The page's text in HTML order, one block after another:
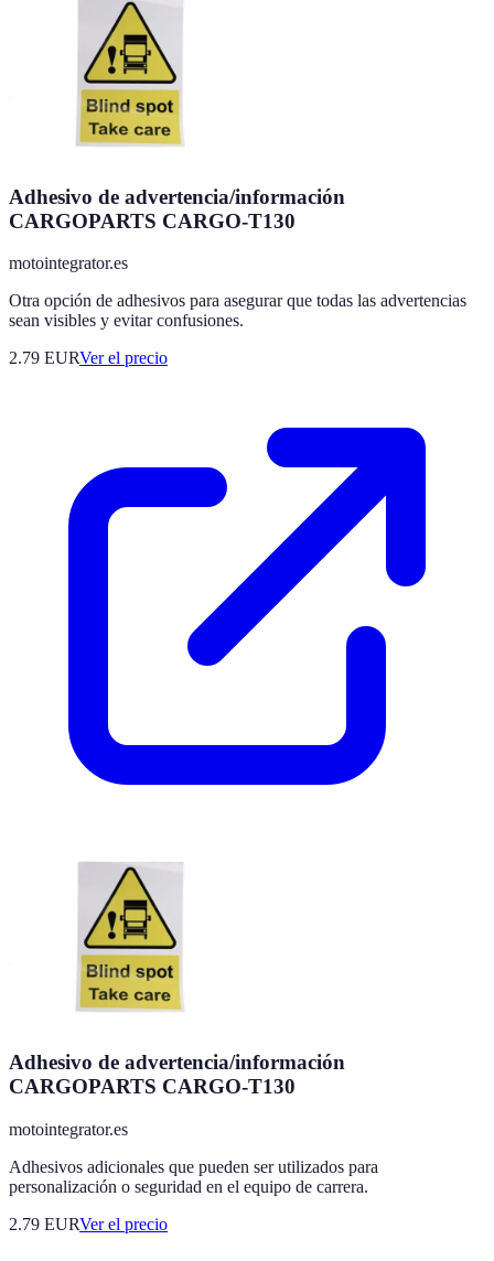
Adhesivo de advertencia/información
CARGOPARTS CARGO-T130
motointegrator.es
Otra opción de adhesivos para asegurar que todas las advertencias
sean visibles y evitar confusiones.
2.79 EURVer el precio
Adhesivo de advertencia/información
CARGOPARTS CARGO-T130
motointegrator.es
Adhesivos adicionales que pueden ser utilizados para
personalización o seguridad en el equipo de carrera.
2.79 EURVer el precio